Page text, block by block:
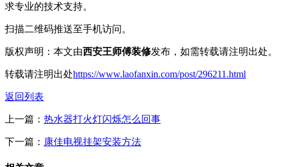
求专业的技术支持。
扫描二维码推送至手机访问。
版权声明：本文由西安王师傅装修发布，如需转载请注明出处。
转载请注明出处https://www.laofanxin.com/post/296211.html
返回列表
上一篇： 热水器打火灯闪烁怎么回事
下一篇： 康佳电视挂架安装方法